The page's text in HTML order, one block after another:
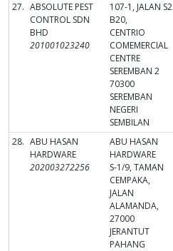
27. ABSOLUTE PEST
CONTROL SDN
BHD
201001023240
107-1, JALAN S2
B20,
CENTRIO
COMEMERCIAL
CENTRE
SEREMBAN 2
70300
SEREMBAN
NEGERI
SEMBILAN
28. ABU HASAN
HARDWARE
202003272256
ABU HASAN
HARDWARE
S-1/9, TAMAN
CEMPAKA,
JALAN
ALAMANDA,
27000
JERANTUT
PAHANG